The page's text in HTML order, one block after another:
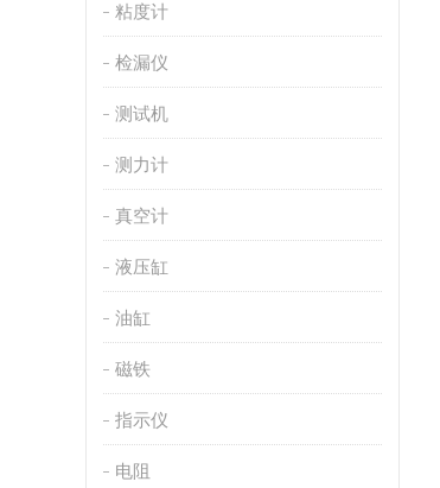
粘度计
检漏仪
测试机
测力计
真空计
液压缸
油缸
磁铁
指示仪
电阻